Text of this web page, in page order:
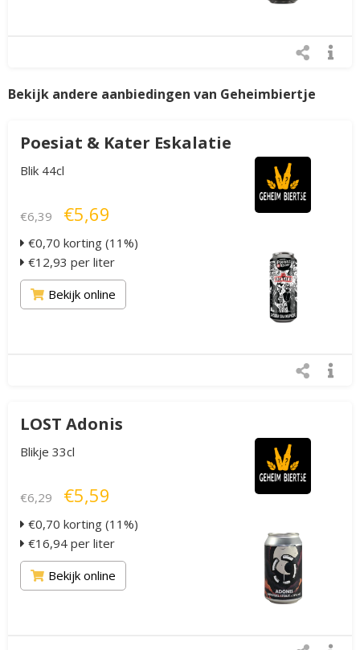
Bekijk andere aanbiedingen van Geheimbiertje
Poesiat & Kater Eskalatie
Blik 44cl
€6,39 €5,69
€0,70 korting (11%)
€12,93 per liter
Bekijk online
LOST Adonis
Blikje 33cl
€6,29 €5,59
€0,70 korting (11%)
€16,94 per liter
Bekijk online